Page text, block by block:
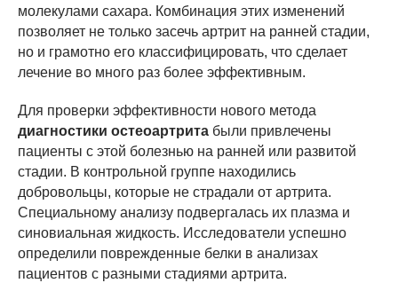
молекулами сахара. Комбинация этих изменений
позволяет не только засечь артрит на ранней стадии,
но и грамотно его классифицировать, что сделает
лечение во много раз более эффективным.
Для проверки эффективности нового метода
диагностики остеоартрита были привлечены
пациенты с этой болезнью на ранней или развитой
стадии. В контрольной группе находились
добровольцы, которые не страдали от артрита.
Специальному анализу подвергалась их плазма и
синовиальная жидкость. Исследователи успешно
определили поврежденные белки в анализах
пациентов с разными стадиями артрита.